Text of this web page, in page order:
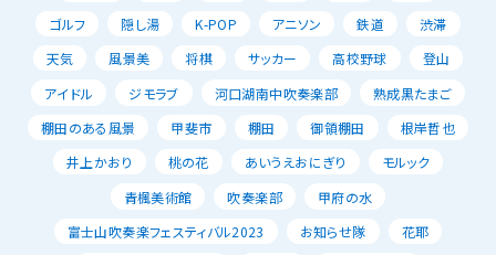
ゴルフ
隠し湯 K-POP アニソン 鉄道
渋滞
天気
風景美 将棋 サッカー 高校野球
登山
アイドル
ジモラブ 河口湖南中吹奏楽部
熟成黒たまご
棚田のある風景
甲斐市 棚田 御領棚田
根岸哲也
井上かおり
桃の花 あいうえおにぎり
モルック
青楓美術館
吹奏楽部
甲府の水
富士山吹奏楽フェスティバル2023
お知らせ隊
花耶